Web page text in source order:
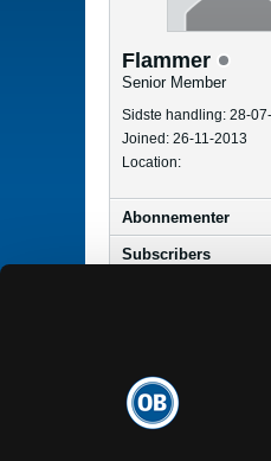
Flammer
Senior Member
Sidste handling: 28-
Joined: 26-11-2013
Location:
Abonnementer
Subscribers